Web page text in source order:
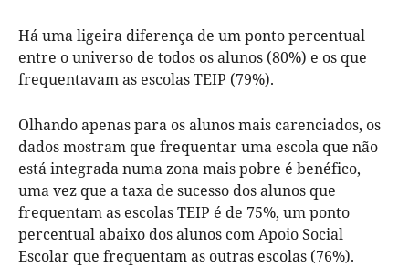
Há uma ligeira diferença de um ponto percentual
entre o universo de todos os alunos (80%) e os que
frequentavam as escolas TEIP (79%).
Olhando apenas para os alunos mais carenciados, os
dados mostram que frequentar uma escola que não
está integrada numa zona mais pobre é benéfico,
uma vez que a taxa de sucesso dos alunos que
frequentam as escolas TEIP é de 75%, um ponto
percentual abaixo dos alunos com Apoio Social
Escolar que frequentam as outras escolas (76%).